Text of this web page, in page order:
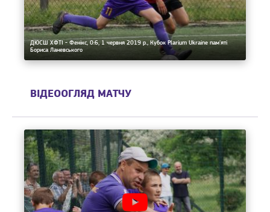
ДЮСШ ХФТІ - Фенікс, 0:6, 1 червня 2019 р., Кубок Plarium Ukraine пам'яті
Бориса Ланевського
ВІДЕООГЛЯД МАТЧУ